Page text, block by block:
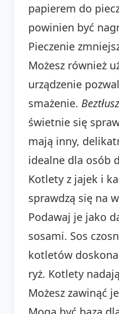
papierem do
powinien być
Pieczenie
Możesz również
urządzenie
smażenie.
świetnie się
mają inny,
idealne dla osób
Kotlety z jajek i
sprawdzą się na
Podawaj je jako
sosami. Sos
kotletów
ryż. Kotlety
Możesz zawinąć